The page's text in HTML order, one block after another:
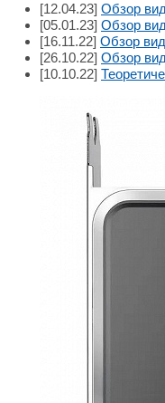
[12.04.23] Обзор
[05.01.23] Обзор
[16.11.22] Обзор
[26.10.22] Обзор
[10.10.22]